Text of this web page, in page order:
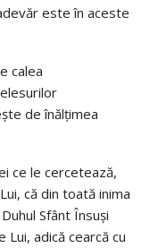
este în aceste
calea
de înălţimea
ce le cercetează,
că din toată inima
Sfânt Însuşi
adică cearcă cu